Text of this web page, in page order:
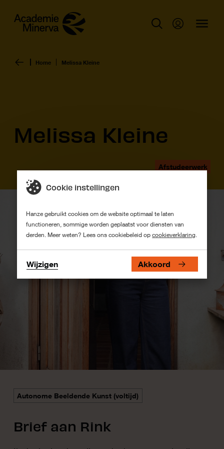
Home Melissa Kleine
Melissa Kleine
Afstudeerwerk
Autonome Beeldende Kunst (voltijd)
Brief aan Rink
Cookie instellingen
Hanze gebruikt cookies om de website optimaal te laten
functioneren, sommige worden geplaatst voor diensten van
derden. Meer weten? Lees ons cookiebeleid opcookieverklaring.
Wijzigen Akkoord